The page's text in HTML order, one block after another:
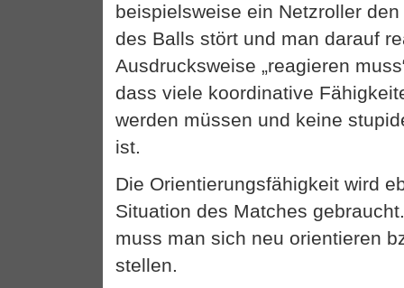
beispielsweise ein Netzroller
des Balls stört und man darauf
Ausdrucksweise „reagieren
dass viele koordinative
werden müssen und keine
ist.
Die Orientierungsfähigkeit wird
Situation des Matches
muss man sich neu orientieren
stellen.